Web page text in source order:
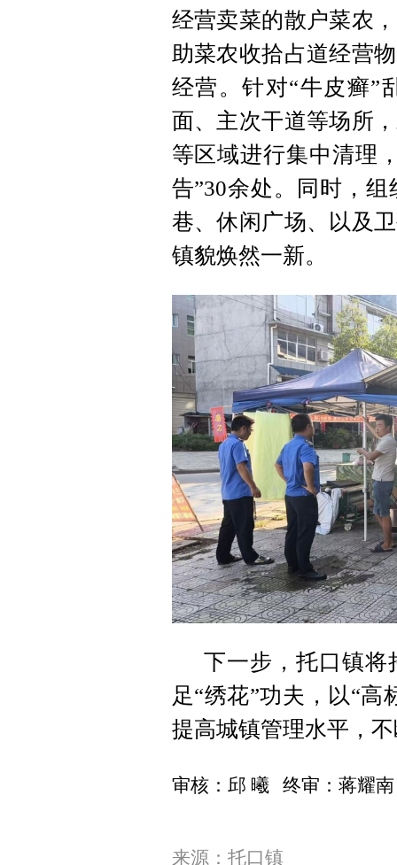
经营卖菜的散户菜农
助菜农收拾占道经营
经营。针对“牛皮癣”
面、主次干道等场所
等区域进行集中清理
告”30余处。同时，
巷、休闲广场、以及
镇貌焕然一新。
下一步，托口镇将
足“绣花”功夫，以“
提高城镇管理水平，
审核：邱 曦 终审：蒋耀南
来源：托口镇